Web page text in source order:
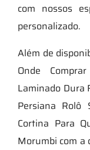
com nossos
personalizado.
Além de
Onde
Laminado Dura
Persiana Rolô
Cortina Para
Morumbi com a